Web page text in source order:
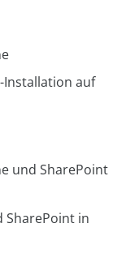
Installation auf
und SharePoint
SharePoint in